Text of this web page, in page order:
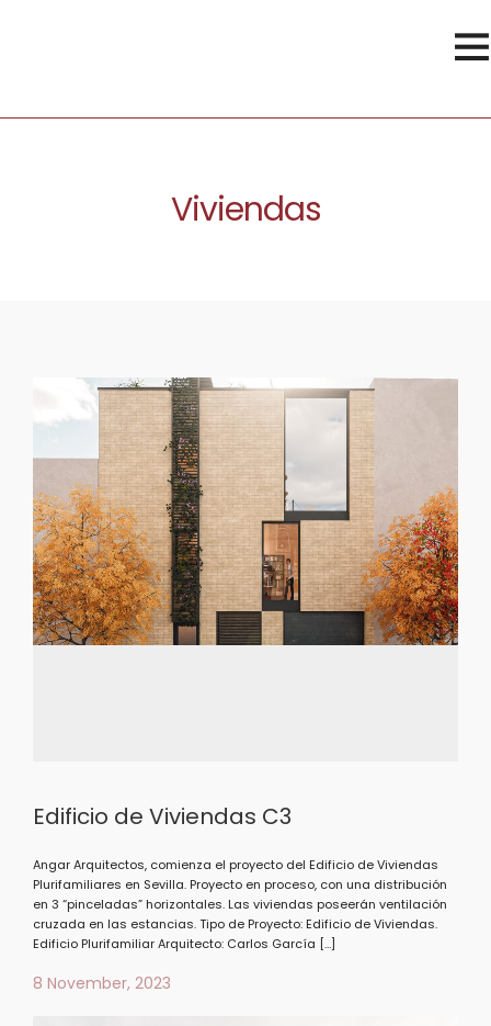
Viviendas
Edificio de Viviendas C3
Angar Arquitectos, comienza el proyecto del Edificio de Viviendas
Plurifamiliares en Sevilla. Proyecto en proceso, con una distribución
en 3 “pinceladas” horizontales. Las viviendas poseerán ventilación
cruzada en las estancias. Tipo de Proyecto: Edificio de Viviendas.
Edificio Plurifamiliar Arquitecto: Carlos García […]
8 November, 2023